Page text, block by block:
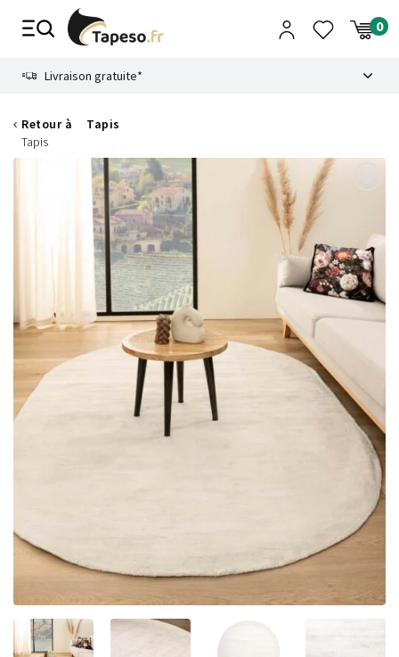
Livraison gratuite*
Retour à
Tapis
Tapis